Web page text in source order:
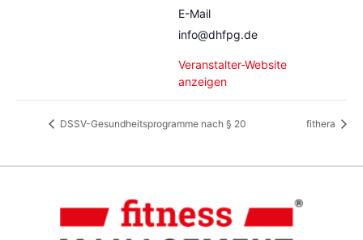
E-Mail
info@dhfpg.de
Veranstalter-Website
anzeigen
DSSV-Gesundheitsprogramme nach § 20 fithera